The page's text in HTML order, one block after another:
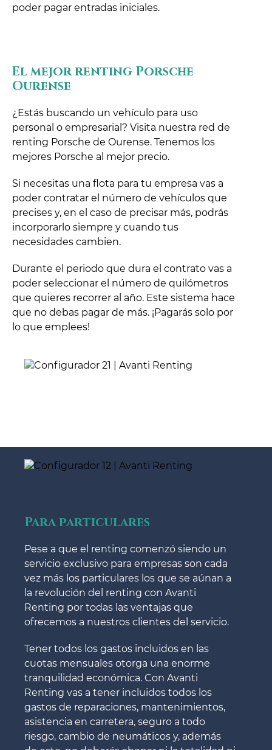
poder pagar entradas iniciales.
El mejor renting Porsche
Ourense
¿Estás buscando un vehículo para uso
personal o empresarial? Visita nuestra red de
renting Porsche de Ourense. Tenemos los
mejores Porsche al mejor precio.
Si necesitas una flota para tu empresa vas a
poder contratar el número de vehículos que
precises y, en el caso de precisar más, podrás
incorporarlo siempre y cuando tus
necesidades cambien.
Durante el periodo que dura el contrato vas a
poder seleccionar el número de quilómetros
que quieres recorrer al año. Este sistema hace
que no debas pagar de más. ¡Pagarás solo por
lo que emplees!
Para particulares
Pese a que el renting comenzó siendo un
servicio exclusivo para empresas son cada
vez más los particulares los que se aúnan a
la revolución del renting con Avanti
Renting por todas las ventajas que
ofrecemos a nuestros clientes del servicio.
Tener todos los gastos incluidos en las
cuotas mensuales otorga una enorme
tranquilidad económica. Con Avanti
Renting vas a tener incluidos todos los
gastos de reparaciones, mantenimientos,
asistencia en carretera, seguro a todo
riesgo, cambio de neumáticos y, además